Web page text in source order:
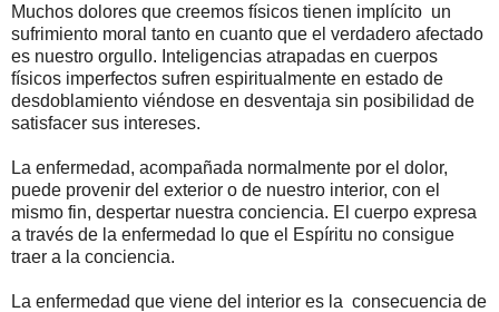
Muchos dolores que creemos físicos tienen implícito un
sufrimiento moral tanto en cuanto que el verdadero afectado
es nuestro orgullo. Inteligencias atrapadas en cuerpos
físicos imperfectos sufren espiritualmente en estado de
desdoblamiento viéndose en desventaja sin posibilidad de
satisfacer sus intereses.
La enfermedad, acompañada normalmente por el dolor,
puede provenir del exterior o de nuestro interior, con el
mismo fin, despertar nuestra conciencia. El cuerpo expresa
a través de la enfermedad lo que el Espíritu no consigue
traer a la conciencia.
La enfermedad que viene del interior es la consecuencia de